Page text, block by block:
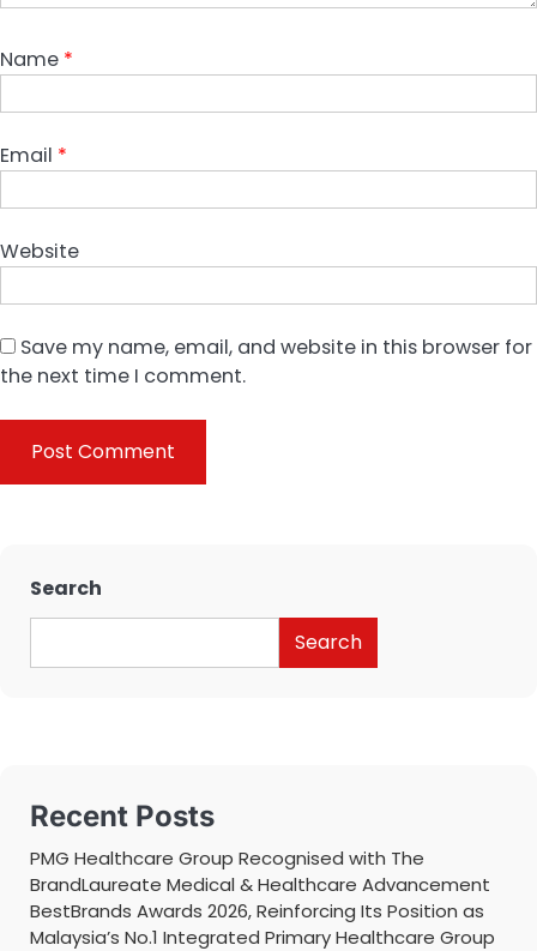
Name *
Email *
Website
Save my name, email, and website in this browser for
the next time I comment.
Search
Search
Recent Posts
PMG Healthcare Group Recognised with The
BrandLaureate Medical & Healthcare Advancement
BestBrands Awards 2026, Reinforcing Its Position as
Malaysia’s No.1 Integrated Primary Healthcare Group